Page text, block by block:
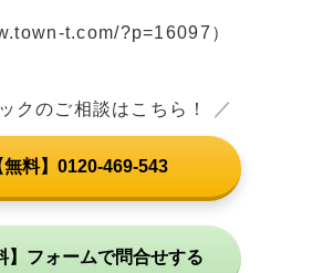
t.com/?p=16097）
クのご相談はこちら！ ／
無料】0120-469-543
】フォームで問合せする